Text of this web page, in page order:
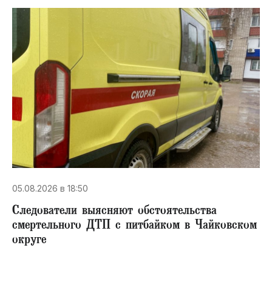
05.08.2026 в 18:50
Следователи выясняют обстоятельства
смертельного ДТП с питбайком в Чайковском
округе